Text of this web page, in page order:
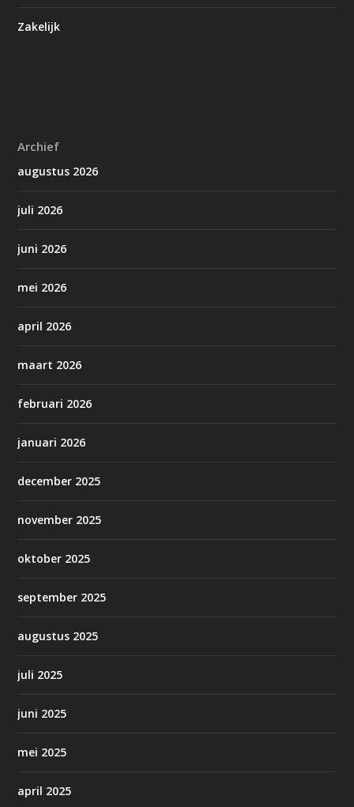
Zakelijk
Archief
augustus 2026
juli 2026
juni 2026
mei 2026
april 2026
maart 2026
februari 2026
januari 2026
december 2025
november 2025
oktober 2025
september 2025
augustus 2025
juli 2025
juni 2025
mei 2025
april 2025